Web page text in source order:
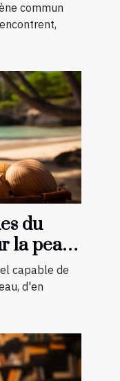
commun
du
la peau :
àcapable de
d'en